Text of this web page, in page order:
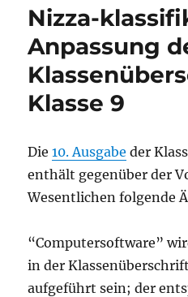
Nizza-
Anpassung
Klasse 9
Die10. Ausgabe der
enthält gegenüber der
Wesentlichen folgende
“Computersoftware”
in der
aufgeführt sein; der